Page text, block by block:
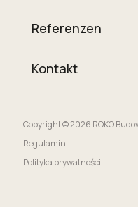
Referenzen
Kontakt
Copyright © 2026 ROKO
Regulamin
Polityka prywatności